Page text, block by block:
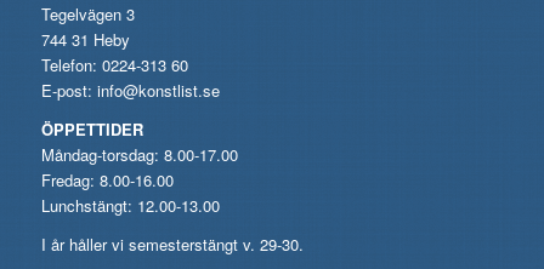
Tegelvägen 3
744 31 Heby
Telefon: 0224-313 60
E-post: info@konstlist.se
ÖPPETTIDER
Måndag-torsdag: 8.00-17.00
Fredag: 8.00-16.00
Lunchstängt: 12.00-13.00
I år håller vi semesterstängt v. 29-30.